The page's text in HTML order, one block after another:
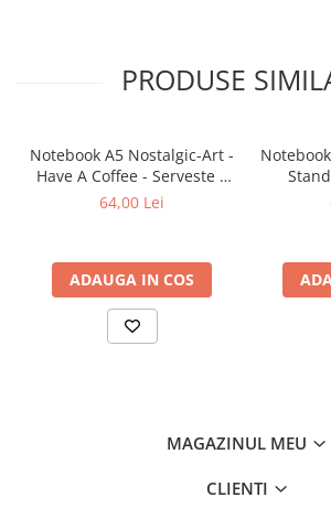
PRODUSE
Notebook A5 Nostalgic-Art -
Have A Coffee - Serveste o
cafea
64,00 Lei
ADAUGA IN COS
MAGAZINUL MEU
CLIENTI